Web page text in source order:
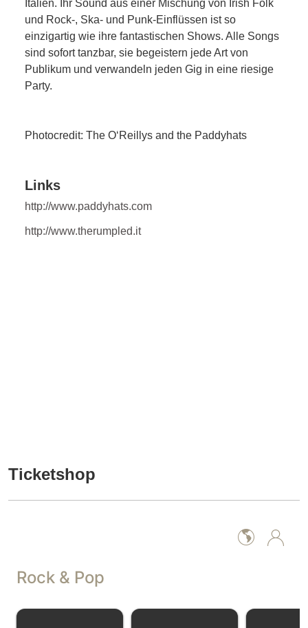
Italien. Ihr Sound aus einer Mischung von Irish Folk
und Rock-, Ska- und Punk-Einflüssen ist so
einzigartig wie ihre fantastischen Shows. Alle Songs
sind sofort tanzbar, sie begeistern jede Art von
Publikum und verwandeln jeden Gig in eine riesige
Party.
Photocredit: The O‘Reillys and the Paddyhats
Links
http://www.paddyhats.com
http://www.therumpled.it
Ticketshop